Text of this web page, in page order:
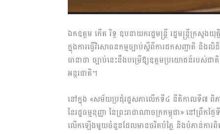
ឯកឧត្តម កើត រិទ្ធ ឧបនាយករដ្ឋមន្រ្តី រដ្ឋមន្រ្តីក្រ
ក្នុងការធ្វើវិសោធនកម្មច្បាប់ស្តីពីការដកសញ្ជាតិ និ
ធានាថា ច្បាប់នេះនឹងបម្រើឱ្យឧត្តមប្រយោជន៍របស់ជ
អន្តរជាតិ។
នៅក្នុង «សម័យប្រជុំរដ្ឋសភាលើកទី៤ នីតិកាលទី៧ ពិភា
នៃរដ្ឋធម្មនុញ្ញា នៃព្រះរាជាណាចក្រកម្ពុជា» នៅព្រឹ
លើកឡើងមួយចំនួនដែលមានចរិតបំភ្លៃ និងបំភាន់ការពិ